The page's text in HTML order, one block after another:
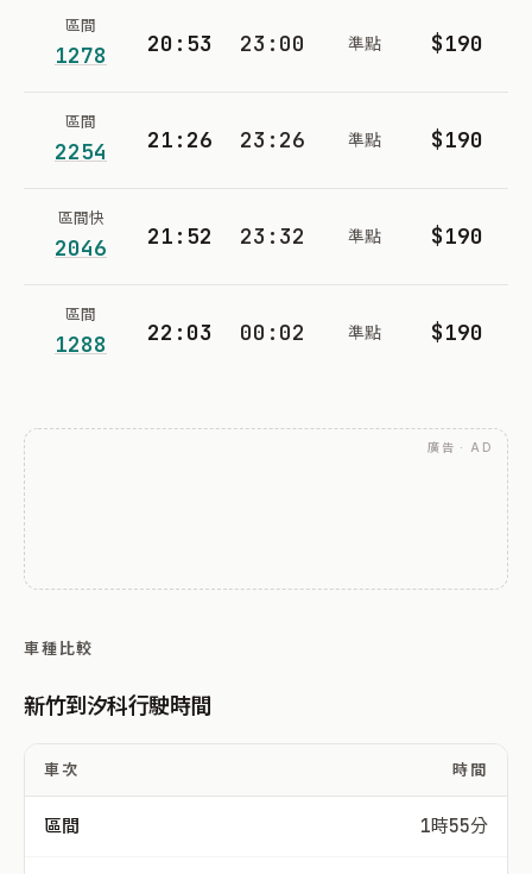
區間
1278 20:53 23:00 準點 $190
區間
2254 21:26 23:26 準點 $190
區間快
2046 21:52 23:32 準點 $190
區間
1288 22:03 00:02 準點 $190
廣告 · AD
車種比較
新竹到汐科行駛時間
車次 時間
區間 1時55分